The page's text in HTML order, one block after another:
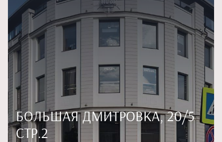
БОЛЬШАЯ ДМИТРОВКА, 20/5
СТР.2